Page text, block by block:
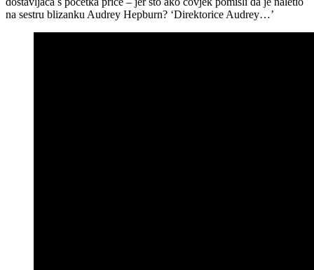
na sestru blizanku Audrey Hepburn? ‘Direktorice Audrey…’